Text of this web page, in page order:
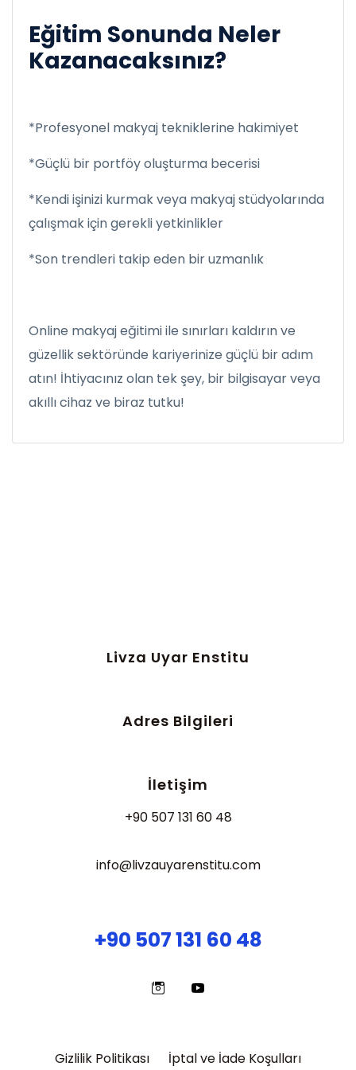
Eğitim Sonunda Neler
Kazanacaksınız?
*Profesyonel makyaj tekniklerine hakimiyet
*Güçlü bir portföy oluşturma becerisi
*Kendi işinizi kurmak veya makyaj stüdyolarında
çalışmak için gerekli yetkinlikler
*Son trendleri takip eden bir uzmanlık
Online makyaj eğitimi ile sınırları kaldırın ve
güzellik sektöründe kariyerinize güçlü bir adım
atın! İhtiyacınız olan tek şey, bir bilgisayar veya
akıllı cihaz ve biraz tutku!
Livza Uyar Enstitu
Adres Bilgileri
İletişim
+90 507 131 60 48
info@livzauyarenstitu.com
+90 507 131 60 48
Gizlilik Politikası İptal ve İade Koşulları